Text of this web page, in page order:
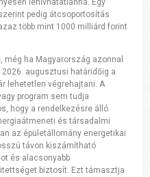
lehívhatatlanná. Egy
pedig átcsoportosítás
több mint 1000 milliárd forint
ha Magyarország azonnal
augusztusi határidőig a
lehetetlen végrehajtani. A
program sem tudja
hogy a rendelkezésre álló
és társadalmi
az épületállomány energetikai
távon kiszámítható
és alacsonyabb
biztosít. Ezt támasztja